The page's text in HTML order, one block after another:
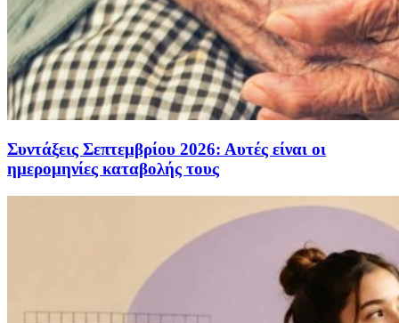
Συντάξεις Σεπτεμβρίου 2026: Αυτές είναι οι
ημερομηνίες καταβολής τους